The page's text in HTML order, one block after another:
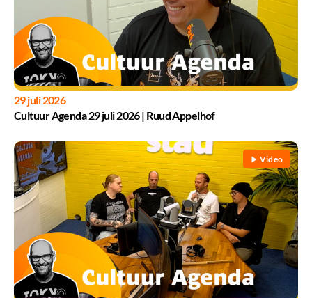
29 juli 2026
Cultuur Agenda 29 juli 2026 | Ruud Appelhof
Video